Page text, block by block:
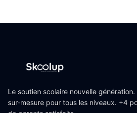
Le soutien scolaire nouvelle
sur-mesure pour tous les niveaux. +4